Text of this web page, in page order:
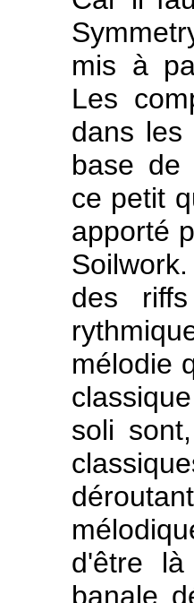
mis à
Les
dans les
base de
ce petit
apporté
des
mélodie
soli
d'être
banale